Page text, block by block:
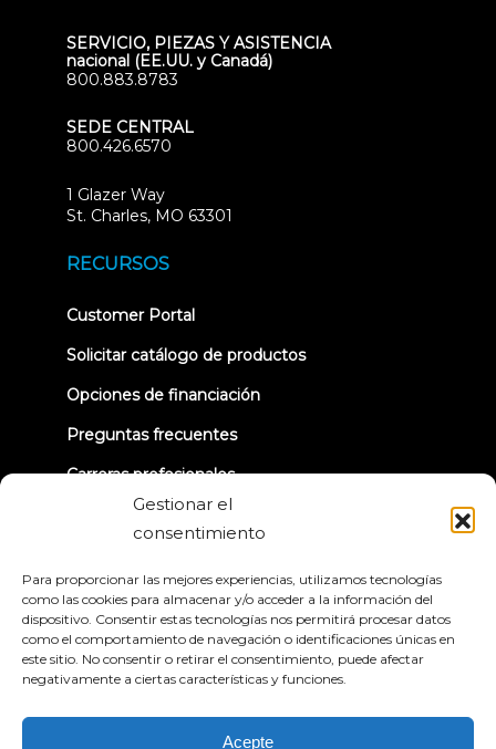
Gestionar el
consentimiento
Para proporcionar las mejores experiencias, utilizamos tecnologías
como las cookies para almacenar y/o acceder a la información del
dispositivo. Consentir estas tecnologías nos permitirá procesar datos
como el comportamiento de navegación o identificaciones únicas en
este sitio. No consentir o retirar el consentimiento, puede afectar
negativamente a ciertas características y funciones.
Acepte
SERVICIO, PIEZAS Y ASISTENCIA
nacional (EE.UU. y Canadá)
800.883.8783
SEDE CENTRAL
800.426.6570
1 Glazer Way
St. Charles, MO 63301
RECURSOS
Customer Portal(opens
new
Solicitar catálogo de productos
Opciones de financiación
Preguntas frecuentes
Carreras profesionales
TRUE Club de Corredores
CONECTÉMONOS